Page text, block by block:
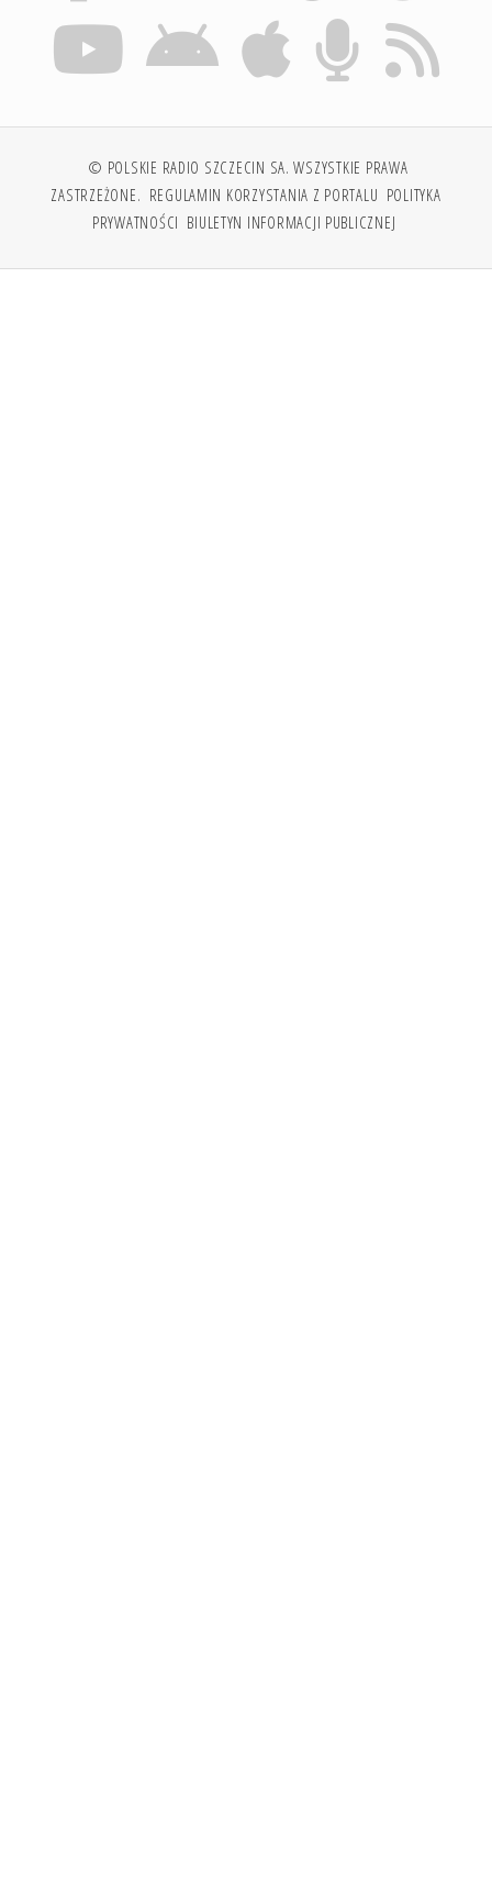
© POLSKIE RADIO SZCZECIN SA. WSZYSTKIE PRAWA
ZASTRZEŻONE. REGULAMIN KORZYSTANIA Z PORTALU POLITYKA
PRYWATNOŚCI BIULETYN INFORMACJI PUBLICZNEJ